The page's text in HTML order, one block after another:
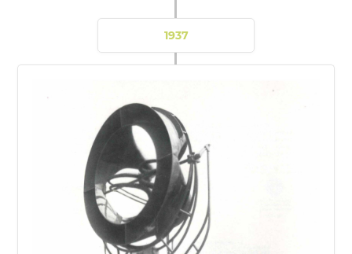
1937